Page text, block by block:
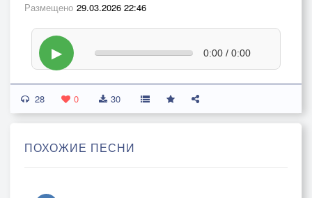
Размещено 29.03.2026 22:46
▶ 0:00 / 0:00
28 0 30
ПОХОЖИЕ ПЕСНИ